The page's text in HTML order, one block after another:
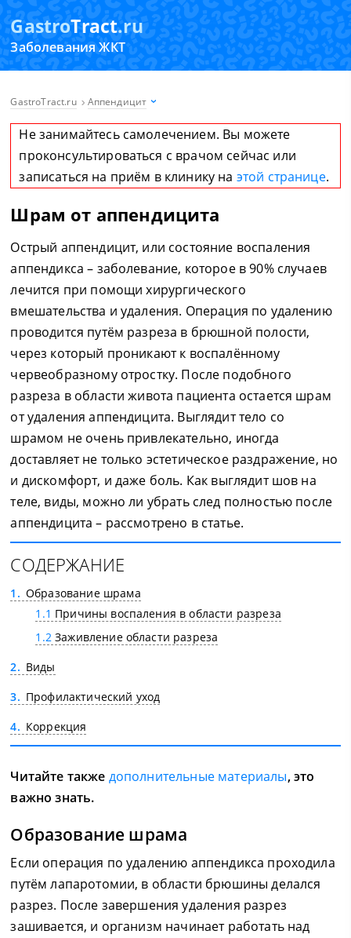
GastroTract.ru
Заболевания ЖКТ
GastroTract.ru Аппендицит
Не занимайтесь самолечением. Вы можете
проконсультироваться с врачом сейчас или
записаться на приём в клинику на этой странице.
Шрам от аппендицита
Острый аппендицит, или состояние воспаления
аппендикса – заболевание, которое в 90% случаев
лечится при помощи хирургического
вмешательства и удаления. Операция по удалению
проводится путём разреза в брюшной полости,
через который проникают к воспалённому
червеобразному отростку. После подобного
разреза в области живота пациента остается шрам
от удаления аппендицита. Выглядит тело со
шрамом не очень привлекательно, иногда
доставляет не только эстетическое раздражение, но
и дискомфорт, и даже боль. Как выглядит шов на
теле, виды, можно ли убрать след полностью после
аппендицита – рассмотрено в статье.
СОДЕРЖАНИЕ
1
Образование шрама
1.1 Причины воспаления в области разреза
1.2Заживление области разреза
2
Виды
3
Профилактический уход
4
Коррекция
Читайте также дополнительные материалы, это
важно знать.
Образование шрама
Если операция по удалению аппендикса проходила
путём лапаротомии, в области брюшины делался
разрез. После завершения удаления разрез
зашивается, и организм начинает работать над